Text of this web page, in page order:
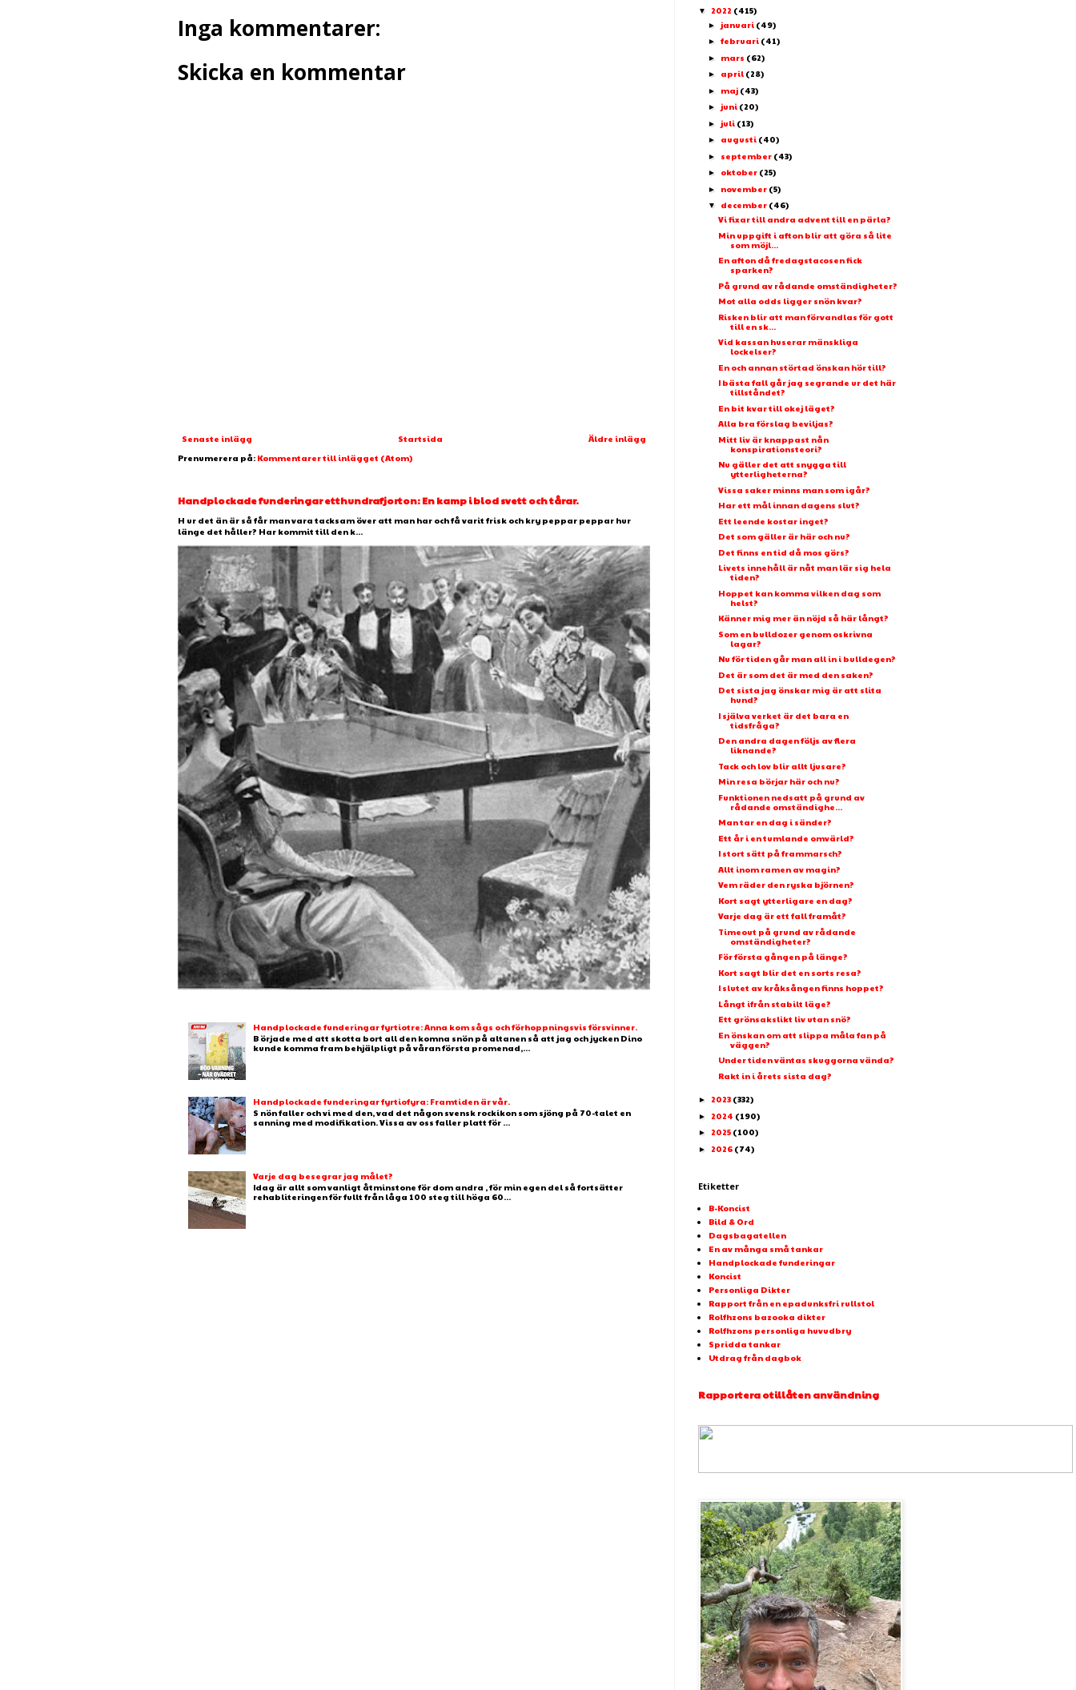
Inga kommentarer:
Skicka en kommentar
Senaste inlägg Äldre inlägg
Startsida
Prenumerera på: Kommentarer till inlägget (Atom)
Handplockade funderingar etthundrafjorton: En kamp i blod svett och tårar.
H ur det än är så får man vara tacksam över att man har och få varit frisk och kry peppar peppar hur
länge det håller? Har kommit till den k...
Handplockade funderingar fyrtiotre: Anna kom sågs och förhoppningsvis försvinner.
B örjade med att skotta bort all den komna snön på altanen så att jag och jycken Dino
kunde komma fram behjälpligt på våran första promenad,...
Handplockade funderingar fyrtiofyra: Framtiden är vår.
S nön faller och vi med den, vad det någon svensk rockikon som sjöng på 70-talet en
sanning med modifikation. Vissa av oss faller platt för ...
Varje dag besegrar jag målet?
Idag är allt som vanligt åtminstone för dom andra , för min egen del så fortsätter
rehabliteringen för fullt från låga 100 steg till höga 60...
▼ 2022 (415)
► januari (49)
► februari (41)
► mars (62)
► april (28)
► maj (43)
► juni (20)
► juli (13)
► augusti (40)
► september (43)
► oktober (25)
► november (5)
▼ december (46)
Vi fixar till andra advent till en pärla?
Min uppgift i afton blir att göra så lite
som möjl...
En afton då fredagstacosen fick
sparken?
På grund av rådande omständigheter?
Mot alla odds ligger snön kvar?
Risken blir att man förvandlas för gott
till en sk...
Vid kassan huserar mänskliga
lockelser?
En och annan störtad önskan hör till?
I bästa fall går jag segrande ur det här
tillståndet?
En bit kvar till okej läget?
Alla bra förslag beviljas?
Mitt liv är knappast nån
konspirationsteori?
Nu gäller det att snygga till
ytterligheterna?
Vissa saker minns man som igår?
Har ett mål innan dagens slut?
Ett leende kostar inget?
Det som gäller är här och nu?
Det finns en tid då mos görs?
Livets innehåll är nåt man lär sig hela
tiden?
Hoppet kan komma vilken dag som
helst?
Känner mig mer än nöjd så här långt?
Som en bulldozer genom oskrivna
lagar?
Nu för tiden går man all in i bulldegen?
Det är som det är med den saken?
Det sista jag önskar mig är att slita
hund?
I själva verket är det bara en
tidsfråga?
Den andra dagen följs av flera
liknande?
Tack och lov blir allt ljusare?
Min resa börjar här och nu?
Funktionen nedsatt på grund av
rådande omständighe...
Man tar en dag i sänder?
Ett år i en tumlande omvärld?
I stort sätt på frammarsch?
Allt inom ramen av magin?
Vem räder den ryska björnen?
Kort sagt ytterligare en dag?
Varje dag är ett fall framåt?
Timeout på grund av rådande
omständigheter?
För första gången på länge?
Kort sagt blir det en sorts resa?
I slutet av kråksången finns hoppet?
Långt ifrån stabilt läge?
Ett grönsakslikt liv utan snö?
En önskan om att slippa måla fan på
väggen?
Under tiden väntas skuggorna vända?
Rakt in i årets sista dag?
► 2023 (332)
► 2024 (190)
► 2025 (100)
► 2026 (74)
Etiketter
B-Koncist
Bild & Ord
Dagsbagatellen
En av många små tankar
Handplockade funderingar
Koncist
Personliga Dikter
Rapport från en epadunksfri rullstol
Rolfhzons bazooka dikter
Rolfhzons personliga huvudbry
Spridda tankar
Utdrag från dagbok
Rapportera otillåten användning